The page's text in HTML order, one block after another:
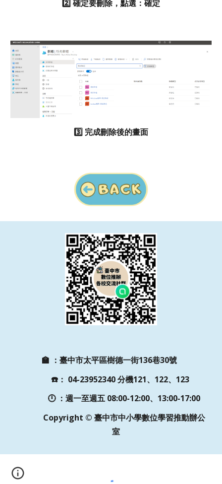
2️⃣確定要刪除，點選：確定
3️⃣ 完成刪除後的畫面
🏫 ： 臺中市太平區樹德一街136巷30號
☎️： 04-23952340 分機121、122、123
🕛 ：週一至週五 08:00-12:00、13:00-17:00
Copyright © 臺中市中小學數位學習推動辦公
室